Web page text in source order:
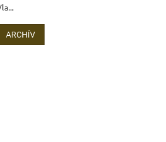
ARCHÍV
z 5 hviezdičiek.